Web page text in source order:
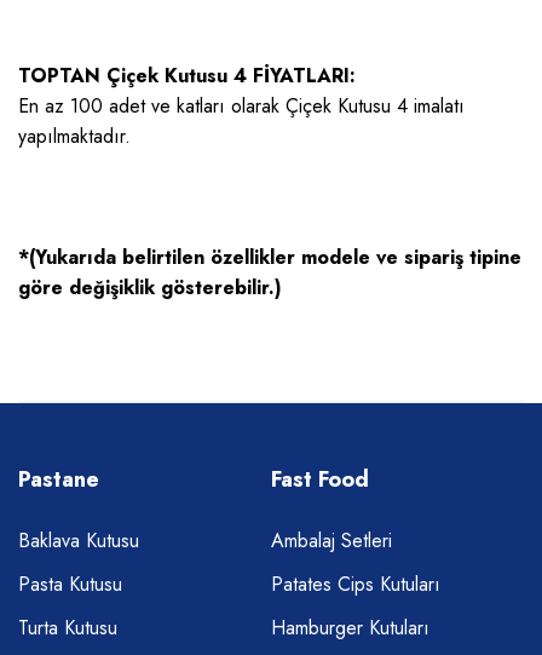
TOPTAN Çiçek Kutusu 4 FİYATLARI:
En az 100 adet ve katları olarak Çiçek Kutusu 4 imalatı
yapılmaktadır.
*(Yukarıda belirtilen özellikler modele ve sipariş tipine
göre değişiklik gösterebilir.)
Pastane
Baklava Kutusu
Pasta Kutusu
Turta Kutusu
Fast Food
Ambalaj Setleri
Patates Cips Kutuları
Hamburger Kutuları